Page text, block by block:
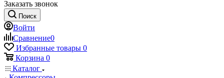
Заказать звонок
Поиск
Войти
Сравнение0
Избранные товары 0
Корзина 0
Каталог